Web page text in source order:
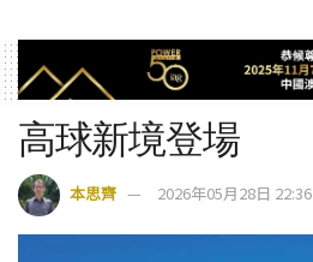
高球新境登場
本思齊 2026年05月28日 22:36